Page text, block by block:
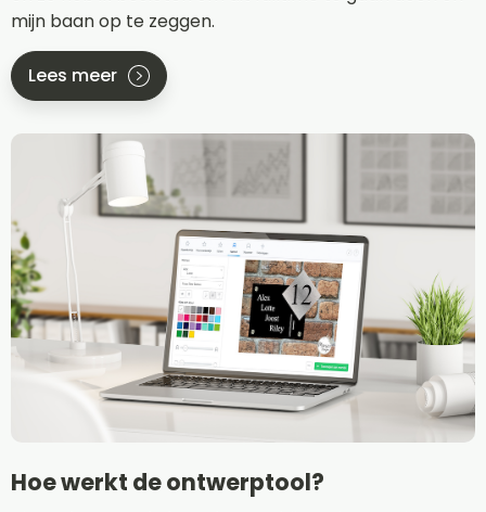
mijn baan op te zeggen.
Lees meer
Hoe werkt de ontwerptool?